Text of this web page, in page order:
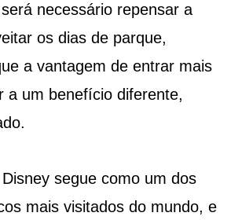
necessário repensar a
os dias de parque,
a vantagem de entrar mais
a um benefício diferente,
segue como um dos
mais visitados do mundo, e